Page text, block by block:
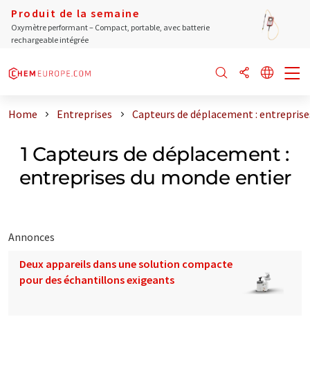
Produit de la semaine
Oxymètre performant – Compact, portable, avec batterie
rechargeable intégrée
Home Entreprises Capteurs de déplacement :
1 Capteurs de déplacement :
entreprises du monde entier
Annonces
Deux appareils dans une solution compacte
pour des échantillons exigeants